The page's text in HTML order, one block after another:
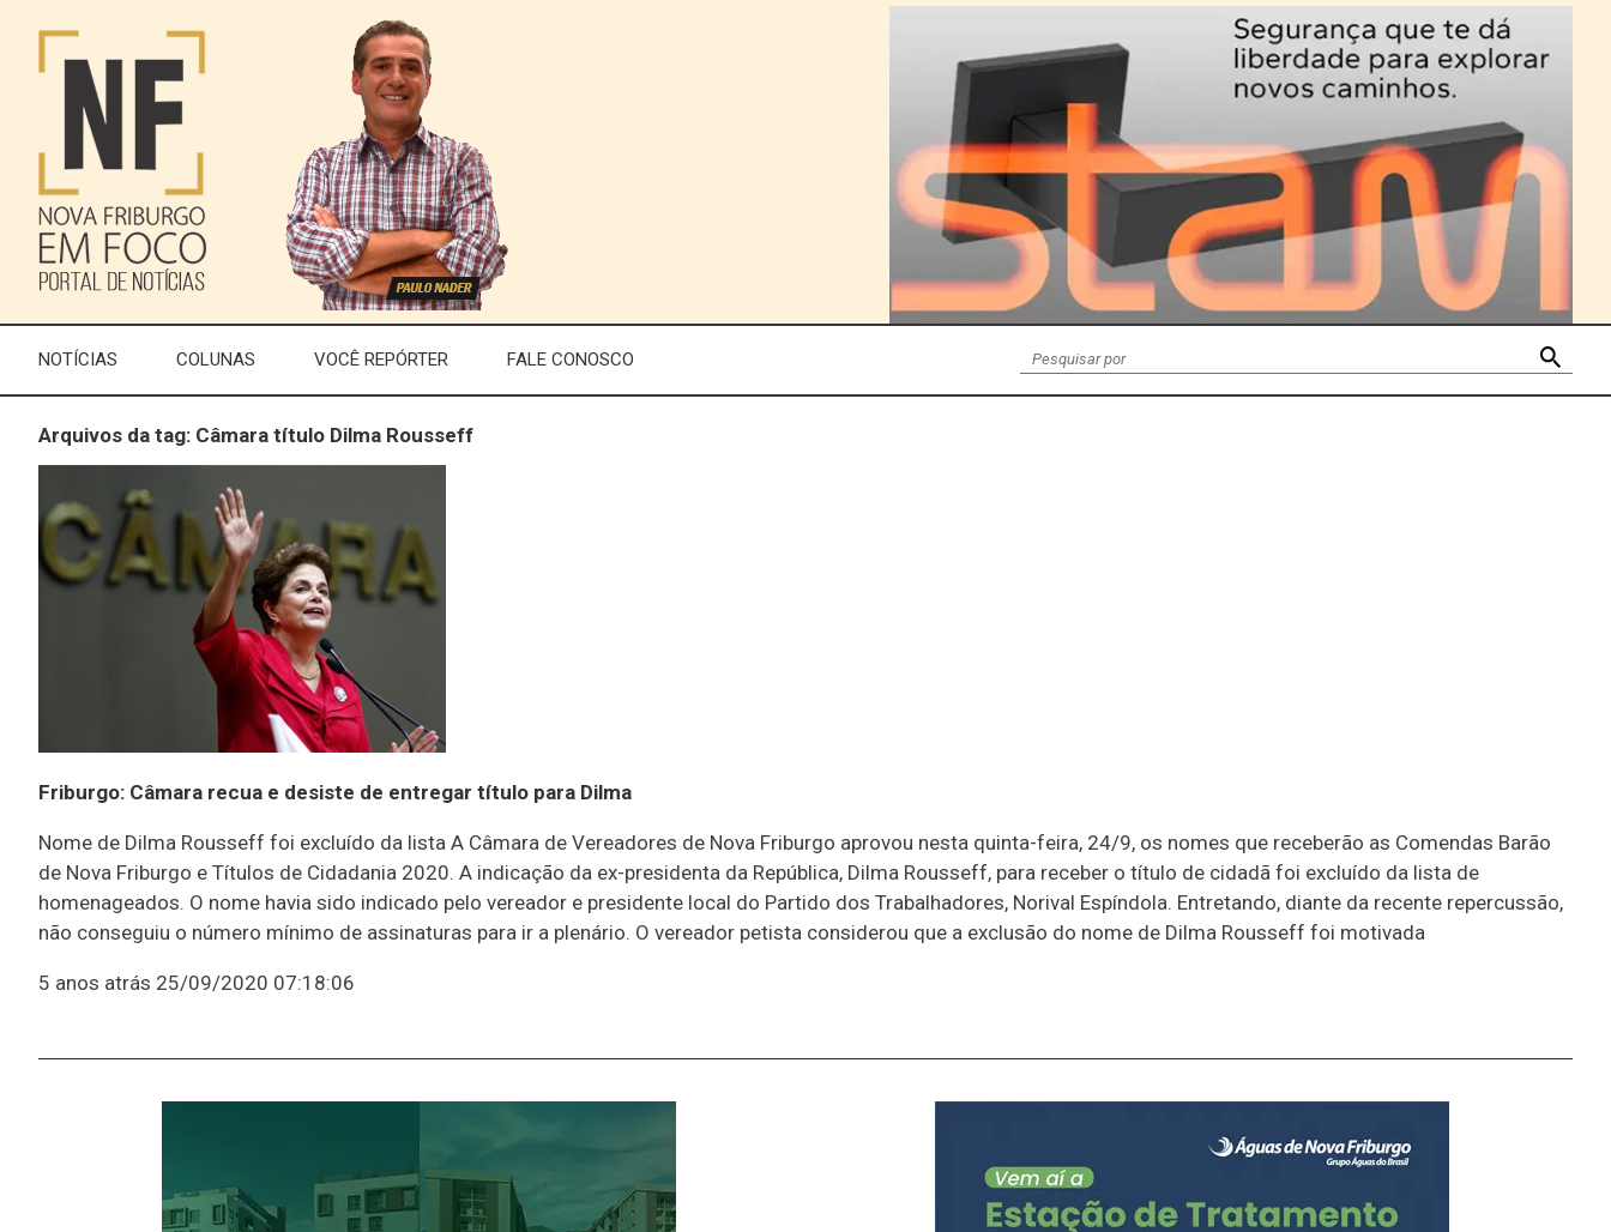
NOTÍCIAS COLUNAS VOCÊ REPÓRTER FALE CONOSCO
Arquivos da tag: Câmara título Dilma Rousseff
Friburgo: Câmara recua e desiste de entregar título para Dilma
Nome de Dilma Rousseff foi excluído da lista A Câmara de Vereadores de Nova Friburgo aprovou nesta quinta-feira, 24/9, os nomes que receberão as Comendas Barão
de Nova Friburgo e Títulos de Cidadania 2020. A indicação da ex-presidenta da República, Dilma Rousseff, para receber o título de cidadã foi excluído da lista de
homenageados. O nome havia sido indicado pelo vereador e presidente local do Partido dos Trabalhadores, Norival Espíndola. Entretando, diante da recente repercussão,
não conseguiu o número mínimo de assinaturas para ir a plenário. O vereador petista considerou que a exclusão do nome de Dilma Rousseff foi motivada
5 anos atrás 25/09/2020 07:18:06